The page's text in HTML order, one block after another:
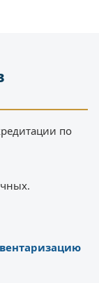
по